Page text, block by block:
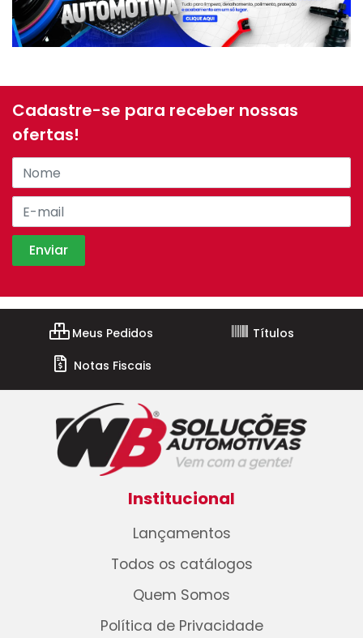
Cadastre-se para receber nossas
ofertas!
Meus Pedidos
Títulos
Notas Fiscais
Institucional
Lançamentos
Todos os catálogos
Quem Somos
Política de Privacidade